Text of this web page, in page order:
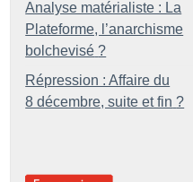
Analyse matérialiste : La
Plateforme, l’anarchisme
bolchevisé ?
Répression : Affaire du
8 décembre, suite et fin ?